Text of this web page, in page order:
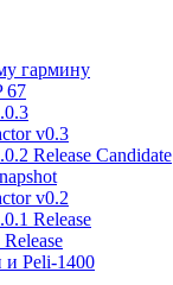
гармину
67
v0.3
Release Candidate
v0.2
Release
Peli-1400